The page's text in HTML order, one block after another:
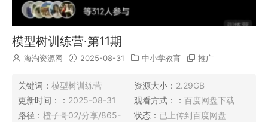
模型树训练营·第11期
海淘资源网 2025-08-31 中小学教育 推广
关键词： 模型树训练营 资源大小： 2.29GB
更新时间：： 2025-08-31 观看方式：： 百度网盘下载
路径： 橙子哥02/分享/865-
状态： 已上传到百度网盘